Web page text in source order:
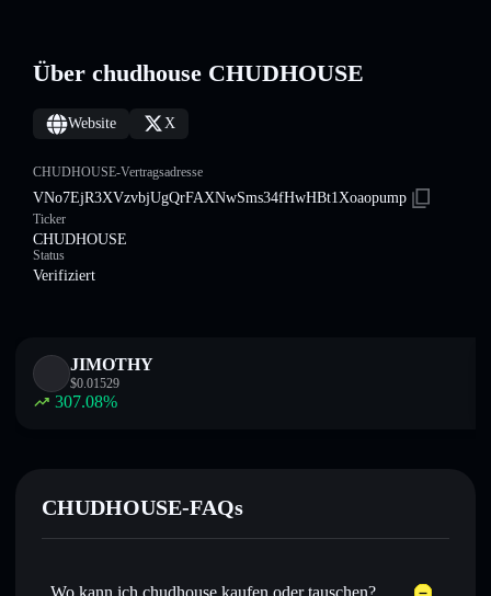
Über chudhouse CHUDHOUSE
Website X
CHUDHOUSE-Vertragsadresse
VNo7EjR3XVzvbjUgQrFAXNwSms34fHwHBt1Xoaopump
Ticker
CHUDHOUSE
Status
Verifiziert
JIMOTHY
$0.01529
307.08%
CHUDHOUSE-FAQs
Wo kann ich chudhouse kaufen oder tauschen?